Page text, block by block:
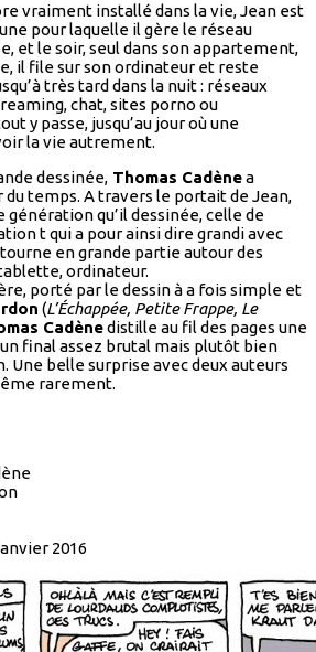
vraiment installé dans la vie, Jean est
pour laquelle il gère le réseau
et le soir, seul dans son appartement,
il file sur son ordinateur et reste
très tard dans la nuit : réseaux
chat, sites porno ou
y passe, jusqu’au jour où une
la vie autrement.
dessinée, Thomas Cadènea
temps. A travers le portait de Jean,
génération qu’il dessinée, celle de
t qui a pour ainsi dire grandi avec
en grande partie autour des
ordinateur.
porté par le dessin à a fois simple et
(L’Échappée, Petite Frappe, Le
Cadènedistille au fil des pages une
final assez brutal mais plutôt bien
belle surprise avec deux auteurs
rarement.
2016